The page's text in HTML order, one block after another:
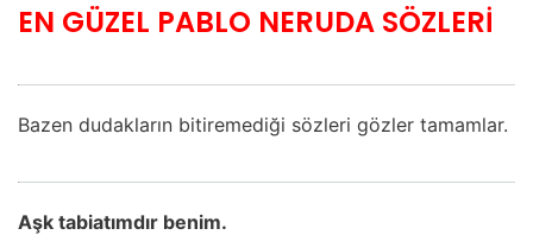
EN GÜZEL PABLO NERUDA SÖZLERİ
Bazen dudakların bitiremediği sözleri gözler tamamlar.
Aşk tabiatımdır benim.